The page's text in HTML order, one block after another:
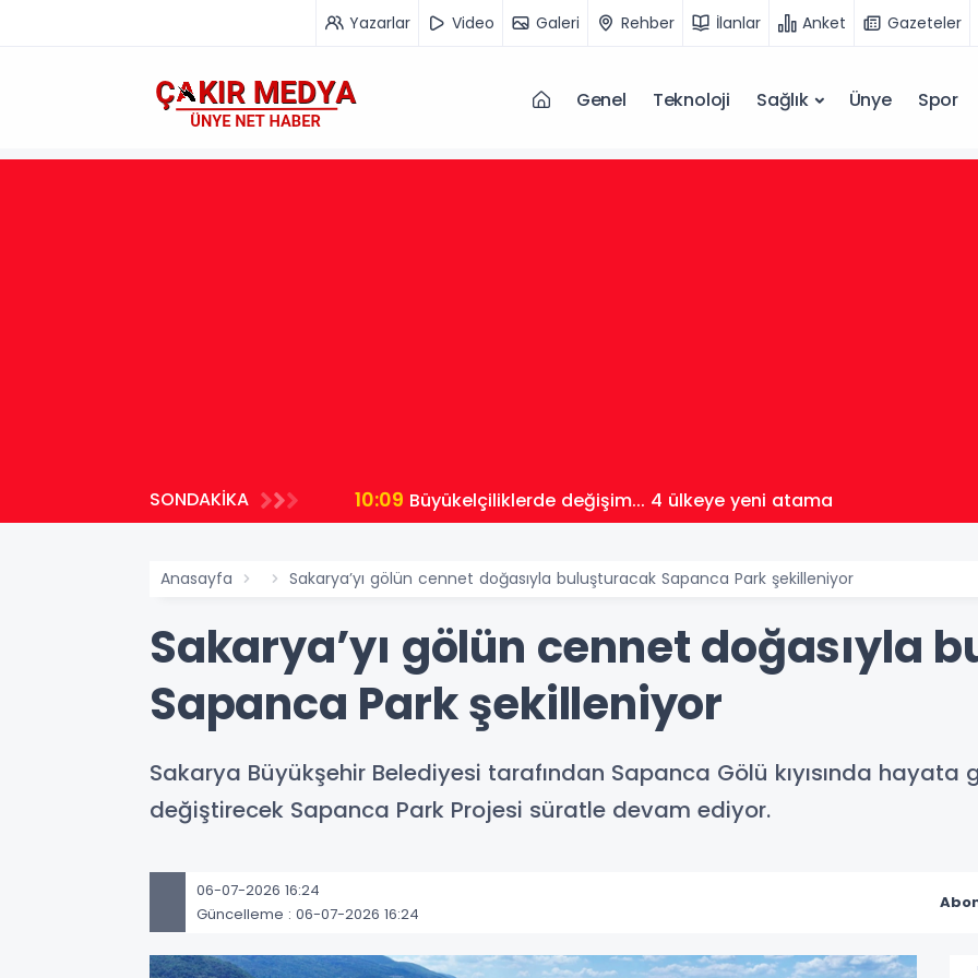
Yazarlar Video Galeri Rehber İlanlar Anket Gazeteler
Genel Teknoloji Sağlık Ünye Spor
SONDAKİKA 10:09 Büyükelçiliklerde değişim... 4 ülkeye yeni atama
Anasayfa Sakarya’yı gölün cennet doğasıyla buluşturacak Sapanca Park şekilleniyor
Sakarya’yı gölün cennet doğasıyla
Sapanca Park şekilleniyor
Sakarya Büyükşehir Belediyesi tarafından Sapanca Gölü kıyısında
değiştirecek Sapanca Park Projesi süratle devam ediyor.
06-07-2026 16:24
Güncelleme : 06-07-2026 16:24